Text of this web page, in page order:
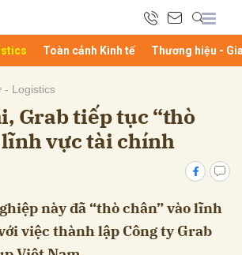
Toàn cảnh Kinh tế Thương hiệu -
- Logistics
Grab tiếp tục “thò
lĩnh vực tài chính
này đã “thò chân” vào lĩnh
việc thành lập Công ty Grab
Hủy